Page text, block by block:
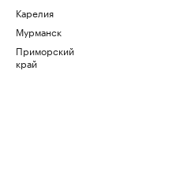
Карелия
Мурманск
Приморский
край